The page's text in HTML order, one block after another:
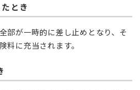
とき
部が一時的に差し止めとなり、そ
料に充当されます。